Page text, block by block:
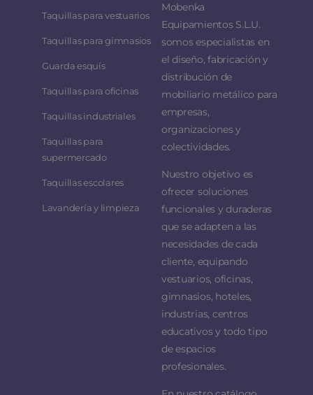
Taquillas para vestuarios
Taquillas para gimnasios
Guarda esquís
Taquillas para oficinas
Taquillas industriales
Taquillas para
supermercado
Taquillas escolares
Lavandería y limpieza
Mobenka
Equipamientos S.L.U.
somos especialistas en
el diseño, fabricación y
distribución de
mobiliario metálico para
empresas,
organizaciones y
colectividades.
Nuestro objetivo es
ofrecer soluciones
funcionales y duraderas
que se adapten a las
necesidades de cada
cliente, equipando
vestuarios, oficinas,
gimnasios, hoteles,
industrias, centros
educativos y todo tipo
de espacios
profesionales.